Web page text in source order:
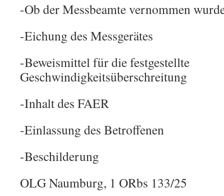
-Ob der Messbeamte vernommen
-Eichung des Messgerätes
-Beweismittel für die festgestellte
Geschwindigkeitsüberschreitung
-Inhalt des FAER
-Einlassung des Betroffenen
-Beschilderung
OLG Naumburg, 1 ORbs 133/25